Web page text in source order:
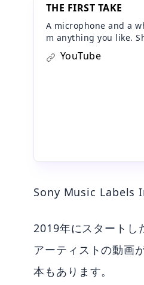
THE FIRST TAKE
A microphone and a
m anything you like.
gram.com/
YouTube
Sony Music Labels
2019年にスタートし
アーティストの動画
本もあります。